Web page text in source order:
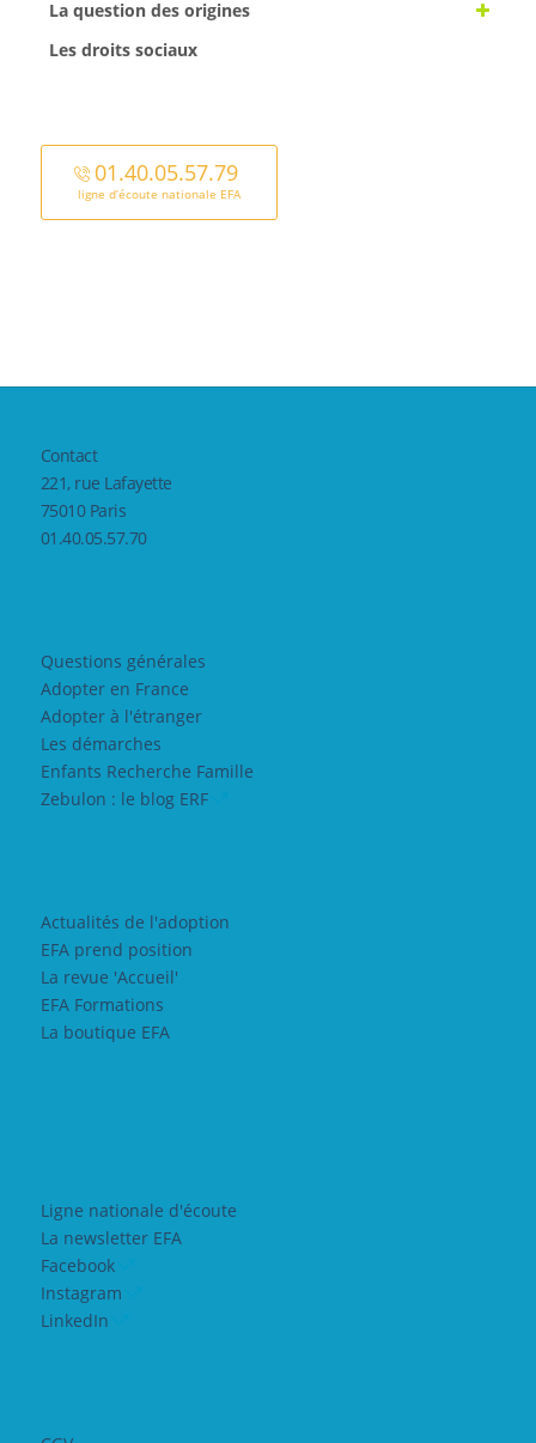
La question des origines
Les droits sociaux
01.40.05.57.79
ligne d’écoute nationale EFA
Contact
221, rue Lafayette
75010 Paris
01.40.05.57.70
Questions générales
Adopter en France
Adopter à l'étranger
Les démarches
Enfants Recherche Famille
Zebulon : le blog ERF
Actualités de l'adoption
EFA prend position
La revue 'Accueil'
EFA Formations
La boutique EFA
Ligne nationale d'écoute
La newsletter EFA
Facebook
Instagram
LinkedIn